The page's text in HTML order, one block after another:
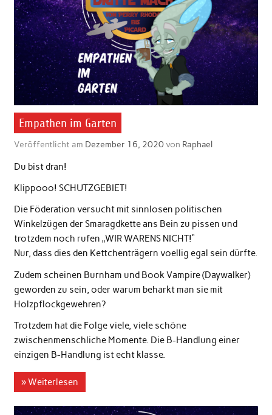
Empathen im Garten
Veröffentlicht am Dezember 16, 2020von Raphael
Du bist dran!
Klippooo! SCHUTZGEBIET!
Die Föderation versucht mit sinnlosen politischen
Winkelzügen der Smaragdkette ans Bein zu pissen und
trotzdem noch rufen „WIR WARENS NICHT!“
Nur, dass dies den Kettchenträgern voellig egal sein dürfte.
Zudem scheinen Burnham und Book Vampire (Daywalker)
geworden zu sein, oder warum beharkt man sie mit
Holzpflockgewehren?
Trotzdem hat die Folge viele, viele schöne
zwischenmenschliche Momente. Die B-Handlung einer
einzigen B-Handlung ist echt klasse.
» Weiterlesen